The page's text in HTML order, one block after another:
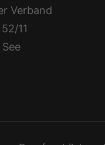
Verband
11